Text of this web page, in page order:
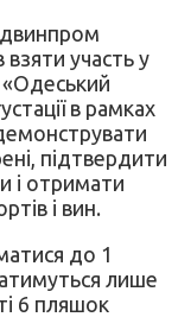
участь у
«Одеський
в рамках
підтвердити
і отримати
і вин.
до 1
лише
6 пляшок